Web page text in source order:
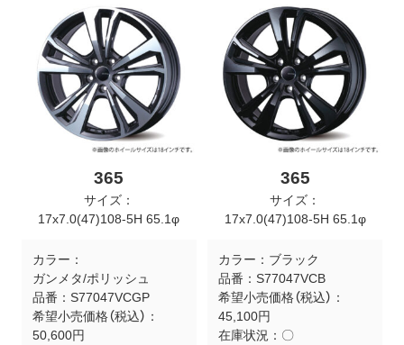
365
サイズ：
17x7.0(47)108-5H 65.1φ
カラー：
ガンメタ/ポリッシュ
品番： S77047VCGP
希望小売価格（税込）：
50,600円
365
サイズ：
17x7.0(47)108-5H 65.1φ
カラー： ブラック
品番： S77047VCB
希望小売価格（税込）：
45,100円
在庫状況： 〇